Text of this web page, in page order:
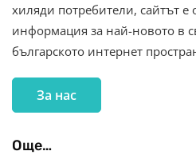
хиляди потребители, сайтът е
информация за най-новото в
българското интернет
За нас
Още…